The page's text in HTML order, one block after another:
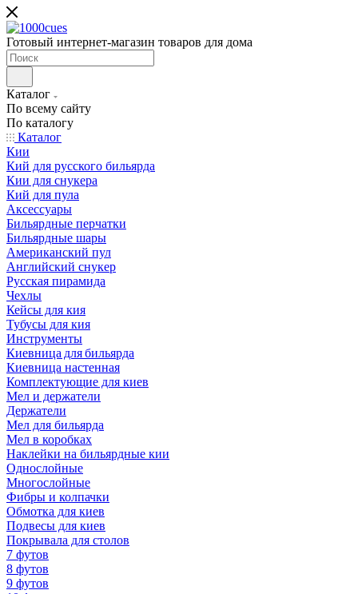
Готовый интернет-магазин товаров для дома
Каталог
По всему сайту
По каталогу
Каталог
Кии
Кий для русского бильярда
Кии для снукера
Кий для пула
Аксессуары
Бильярдные перчатки
Бильярдные шары
Американский пул
Английский снукер
Русская пирамида
Чехлы
Кейсы для кия
Тубусы для кия
Инструменты
Киевница для бильярда
Киевница настенная
Комплектующие для киев
Мел и держатели
Держатели
Мел для бильярда
Мел в коробках
Наклейки на бильярдные кии
Однослойные
Многослойные
Фибры и колпачки
Обмотка для киев
Подвесы для киев
Покрывала для столов
7 футов
8 футов
9 футов